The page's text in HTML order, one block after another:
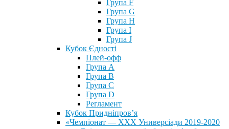
Група F
Група G
Група H
Група I
Група J
Кубок Єдності
Плей-офф
Група А
Група В
Група С
Група D
Регламент
Кубок Придніпров’я
«Чемпіонат — ХХХ Универсіади 2019-2020